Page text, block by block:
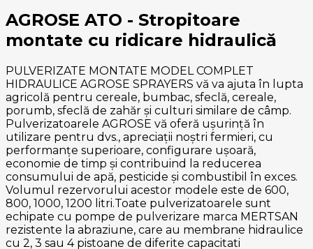
AGROSE ATO - Stropitoare
montate cu ridicare hidraulică
PULVERIZATE MONTATE MODEL COMPLET
HIDRAULICE AGROSE SPRAYERS vă va ajuta în lupta
agricolă pentru cereale, bumbac, sfeclă, cereale,
porumb, sfeclă de zahăr și culturi similare de câmp.
Pulverizatoarele AGROSE vă oferă ușurință în
utilizare pentru dvs., apreciații noștri fermieri, cu
performanțe superioare, configurare ușoară,
economie de timp și contribuind la reducerea
consumului de apă, pesticide și combustibil în exces.
Volumul rezervorului acestor modele este de 600,
800, 1000, 1200 litri.​​​​​​​Toate pulverizatoarele sunt
echipate cu pompe de pulverizare marca MERTSAN
rezistente la abraziune, care au membrane hidraulice
cu 2, 3 sau 4 pistoane de diferite capacitati